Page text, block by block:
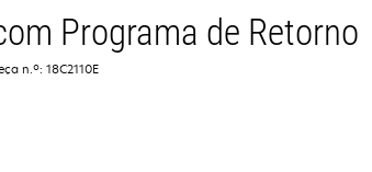
Programa de Retorno
n.º: 18C2110E